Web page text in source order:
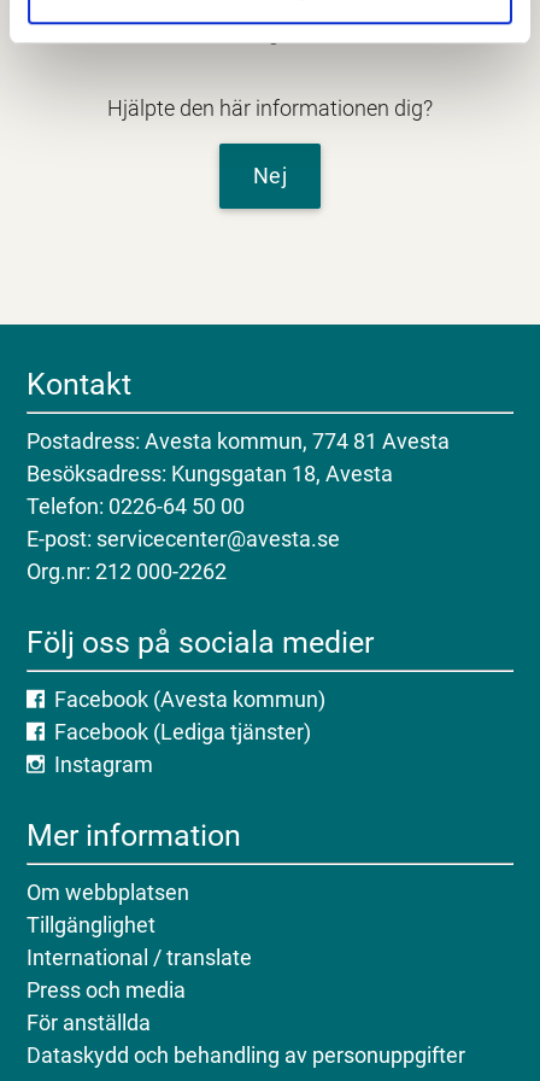
Senast granskad19 februari 2026
Hjälpte den här informationen dig?
Nej
Kontakt
Postadress: Avesta kommun, 774 81 Avesta
Besöksadress: Kungsgatan 18, Avesta
Telefon: 0226-64 50 00
E-post: servicecenter@avesta.se
Org.nr: 212 000-2262
Följ oss på sociala medier
Facebook (Avesta kommun)
Facebook (Lediga tjänster)
Instagram
Mer information
Om webbplatsen
Tillgänglighet
International / translate
Press och media
För anställda
Dataskydd och behandling av personuppgifter